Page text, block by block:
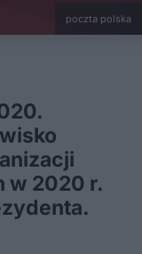
poczta polska
w 2020 r.